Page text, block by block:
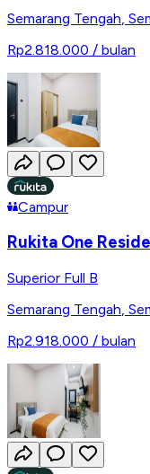
Semarang Tengah
Rp2.818.000 / bulan
Campur
Rukita One
Superior Full B
Semarang Tengah,
Rp2.918.000 / bulan